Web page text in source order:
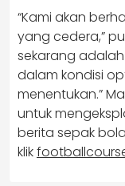
“Kami akan
yang cedera,”
sekarang
dalam kondisi
menentukan.”
untuk
berita sepak
klik